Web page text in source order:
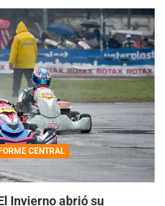
CENTRAL
Invierno abrió su